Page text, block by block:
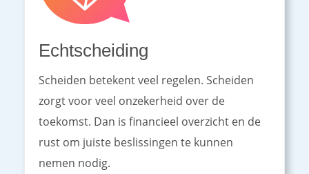
Echtscheiding
Scheiden betekent veel regelen. Scheiden
zorgt voor veel onzekerheid over de
toekomst. Dan is financieel overzicht en de
rust om juiste beslissingen te kunnen
nemen nodig.